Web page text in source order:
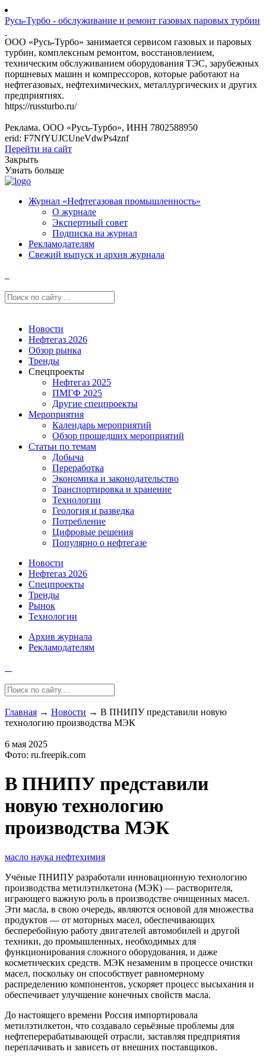
Русь-Турбо - обслуживание и ремонт газовых паровых турбин
ООО «Русь-Турбо» занимается сервисом газовых и паровых
турбин, комплексным ремонтом, восстановлением,
техническим обслуживанием оборудования ТЭС, зарубежных
поршневых машин и компрессоров, которые работают на
нефтегазовых, нефтехимических, металлургических и других
предприятиях.
https://russturbo.ru/
Реклама. ООО «Русь-Турбо», ИНН 7802588950
erid: F7NfYUJCUneVdwPs4znf
Перейти на сайт
Закрыть
Узнать больше
Журнал «Нефтегазовая промышленность»
О журнале
Экспертный совет
Подписка на журнал
Рекламодателям
Свежий выпуск и архив журнала
Новости
Нефтегаз 2026
Обзор рынка
Тренды
Спецпроекты
Нефтегаз 2025
ПМГФ 2025
Другие спецпроекты
Мероприятия
Календарь мероприятий
Обзор прошедших мероприятий
Статьи по темам
Добыча
Переработка
Экономика и законодательство
Транспортировка и хранение
Технологии
Геология и разведка
Потребление
Цифровые решения
Популярно о нефтегазе
Новости
Нефтегаз 2026
Спецпроекты
Тренды
Рынок
Технологии
Архив журнала
Рекламодателям
Главная → Новости → В ПНИПУ представили новую
технологию производства МЭК
6 мая 2025
Фото: ru.freepik.com
В ПНИПУ представили
новую технологию
производства МЭК
масло наука нефтехимия
Учёные ПНИПУ разработали инновационную технологию
производства метилэтилкетона (МЭК) — растворителя,
играющего важную роль в производстве очищенных масел.
Эти масла, в свою очередь, являются основой для множества
продуктов — от моторных масел, обеспечивающих
бесперебойную работу двигателей автомобилей и другой
техники, до промышленных, необходимых для
функционирования сложного оборудования, и даже
косметических средств. МЭК незаменим в процессе очистки
масел, поскольку он способствует равномерному
распределению компонентов, ускоряет процесс высыхания и
обеспечивает улучшение конечных свойств масла.
До настоящего времени Россия импортировала
метилэтилкетон, что создавало серьёзные проблемы для
нефтеперерабатывающей отрасли, заставляя предприятия
переплачивать и зависеть от внешних поставщиков.